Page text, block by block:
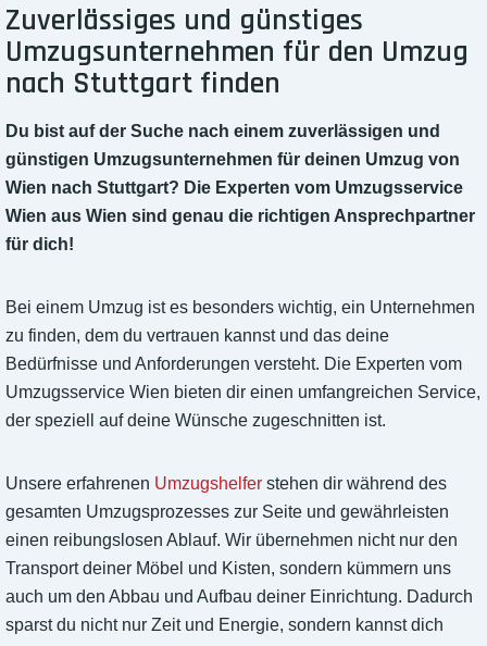
Zuverlässiges und günstiges
Umzugsunternehmen für den Umzug
nach Stuttgart finden
Du bist auf der Suche nach einem zuverlässigen und
günstigen Umzugsunternehmen für deinen Umzug von
Wien nach Stuttgart? Die Experten vom Umzugsservice
Wien aus Wien sind genau die richtigen Ansprechpartner
für dich!
Bei einem Umzug ist es besonders wichtig, ein Unternehmen
zu finden, dem du vertrauen kannst und das deine
Bedürfnisse und Anforderungen versteht. Die Experten vom
Umzugsservice Wien bieten dir einen umfangreichen Service,
der speziell auf deine Wünsche zugeschnitten ist.
Unsere erfahrenen Umzugshelfer stehen dir während des
gesamten Umzugsprozesses zur Seite und gewährleisten
einen reibungslosen Ablauf. Wir übernehmen nicht nur den
Transport deiner Möbel und Kisten, sondern kümmern uns
auch um den Abbau und Aufbau deiner Einrichtung. Dadurch
sparst du nicht nur Zeit und Energie, sondern kannst dich